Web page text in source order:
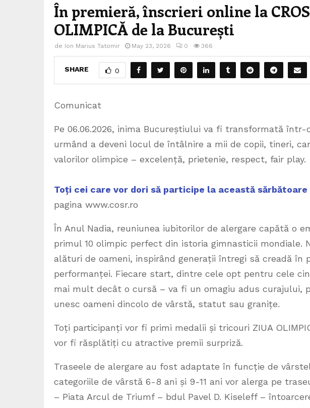
În premieră, înscrieri online la
OLIMPICĂ de la București
de Ion Marius Tatomir May 23, 2026 0 366
SHARE 0
Comunicat
Pe 06.06.2026, inima Bucureștiului va fi transformată
urmând a deveni locul de întâlnire a mii de copii, tineri,
valorilor olimpice – excelență, prietenie, respect, fair play.
Toți cei care vor dori să participe la această
pagina www.cosr.ro
În Anul Nadia, reuniunea iubitorilor de alergare capătă o
primul 10 olimpic perfect din istoria gimnasticii mondiale.
alături de oameni, inspirând generații întregi să creadă în
performanței. Fiecare start, dintre cele opt pentru cele
mai mult decât o cursă – va fi un omagiu adus curajului,
unesc oameni dincolo de vârstă, statut sau granițe.
Toți participanți vor fi primi medalii și tricouri ZIUA
vor fi răsplătiți cu atractive premii surpriză.
Traseele de alergare au fost adaptate în funcție de
categoriile de vârstă 6-8 ani și 9-11 ani vor alerga pe
– Piata Arcul de Triumf – bdul Pavel D. Kiseleff –